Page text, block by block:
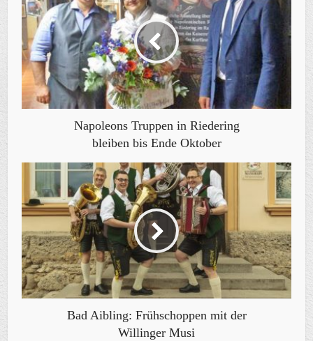
Napoleons Truppen in Riedering
bleiben bis Ende Oktober
Bad Aibling: Frühschoppen mit der
Willinger Musi